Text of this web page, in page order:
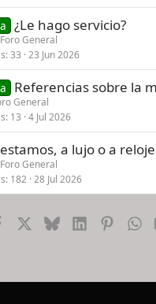
¿Le hago servicio?
Foro General
33 23 Jun 2026
Referencias sobre la
General
13 4 Jul 2026
a lujo o a
Foro General
182 28 Jul 2026
Facebook BlueskyLinkedIn